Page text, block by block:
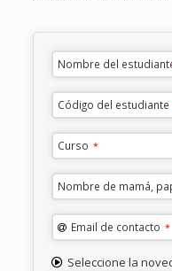
Website
*
Nombre del
Código del estudiante
Curso *
Nombre de mamá,
Email de contacto *
Seleccione la